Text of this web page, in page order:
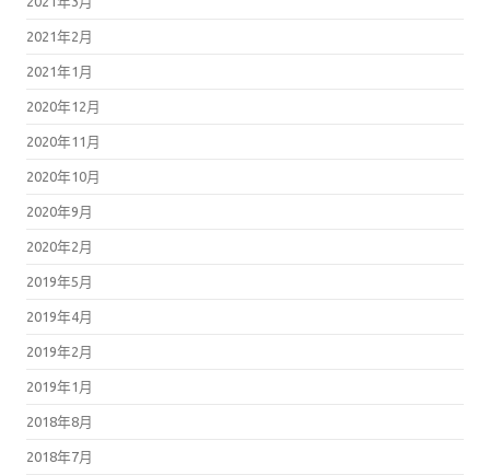
2021年2月
2021年1月
2020年12月
2020年11月
2020年10月
2020年9月
2020年2月
2019年5月
2019年4月
2019年2月
2019年1月
2018年8月
2018年7月